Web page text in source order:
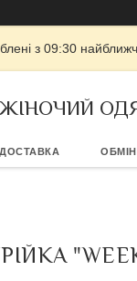
з 09:30
ДОСТАВКА